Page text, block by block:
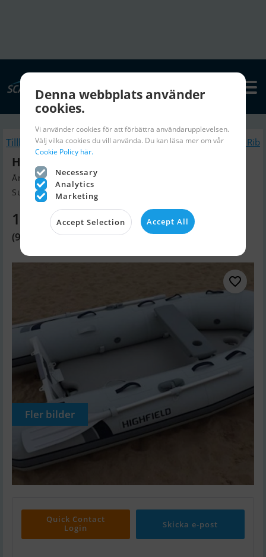
Tillbaka Liknande Gummibåt / Rib
Highfield RU230Kam - Kampagne !
Årsmodell 2025, Gummibåt / Rib till salu
Sunds, Danmark
13 720 SEK
(9 495 DKK)
Fler bilder
Quick Contact
Login
Skicka e-post
Denna webbplats använder
cookies.
Vi använder cookies för att förbättra användarupplevelsen.
Välj vilka cookies du vill använda. Du kan läsa mer om vår
Cookie Policy här.
Necessary
Analytics
Marketing
Accept Selection Accept All